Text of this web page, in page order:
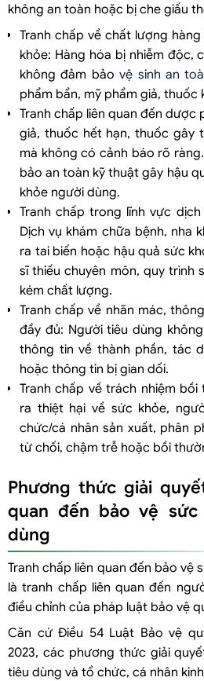
không an toàn hoặc bị che giấu
Tranh chấp về chất lượng
khỏe: Hàng hóa bị nhiễm độc,
không đảm bảovệ sinh an
phẩm bẩn, mỹ phẩm giả,
Tranh chấp liên quan đến dược
giả, thuốc hết hạn, thuốc gây
mà không có cảnh báo rõ
bảo an toàn kỹ thuật gây hậu
khỏe người dùng.
Tranh chấp trong lĩnh vực
Dịch vụ khám chữa bệnh, nha
ra tai biến hoặc hậu quả sức
sĩ thiếu chuyên môn, quy trình
kém chất lượng.
Tranh chấp về nhãn mác,
đầy đủ: Người tiêu dùng
thông tin về thành phần, tác
hoặc thông tin bị gian dối.
Tranh chấp về trách nhiệm
ra thiệt hại về sức khỏe,
chức/cá nhân sản xuất, phân
từ chối, chậm trễ hoặc bồi
Phương thức giải
quan đến bảo vệ
dùng
Tranh chấp liên quan đến bảo vệ
là tranh chấp liên quan đến
điều chỉnh của pháp luật bảo vệ
Căn cứ Điều 54 Luật Bảo vệ
2023, các phương thức giải
tiêu dùng và tổ chức, cá nhân